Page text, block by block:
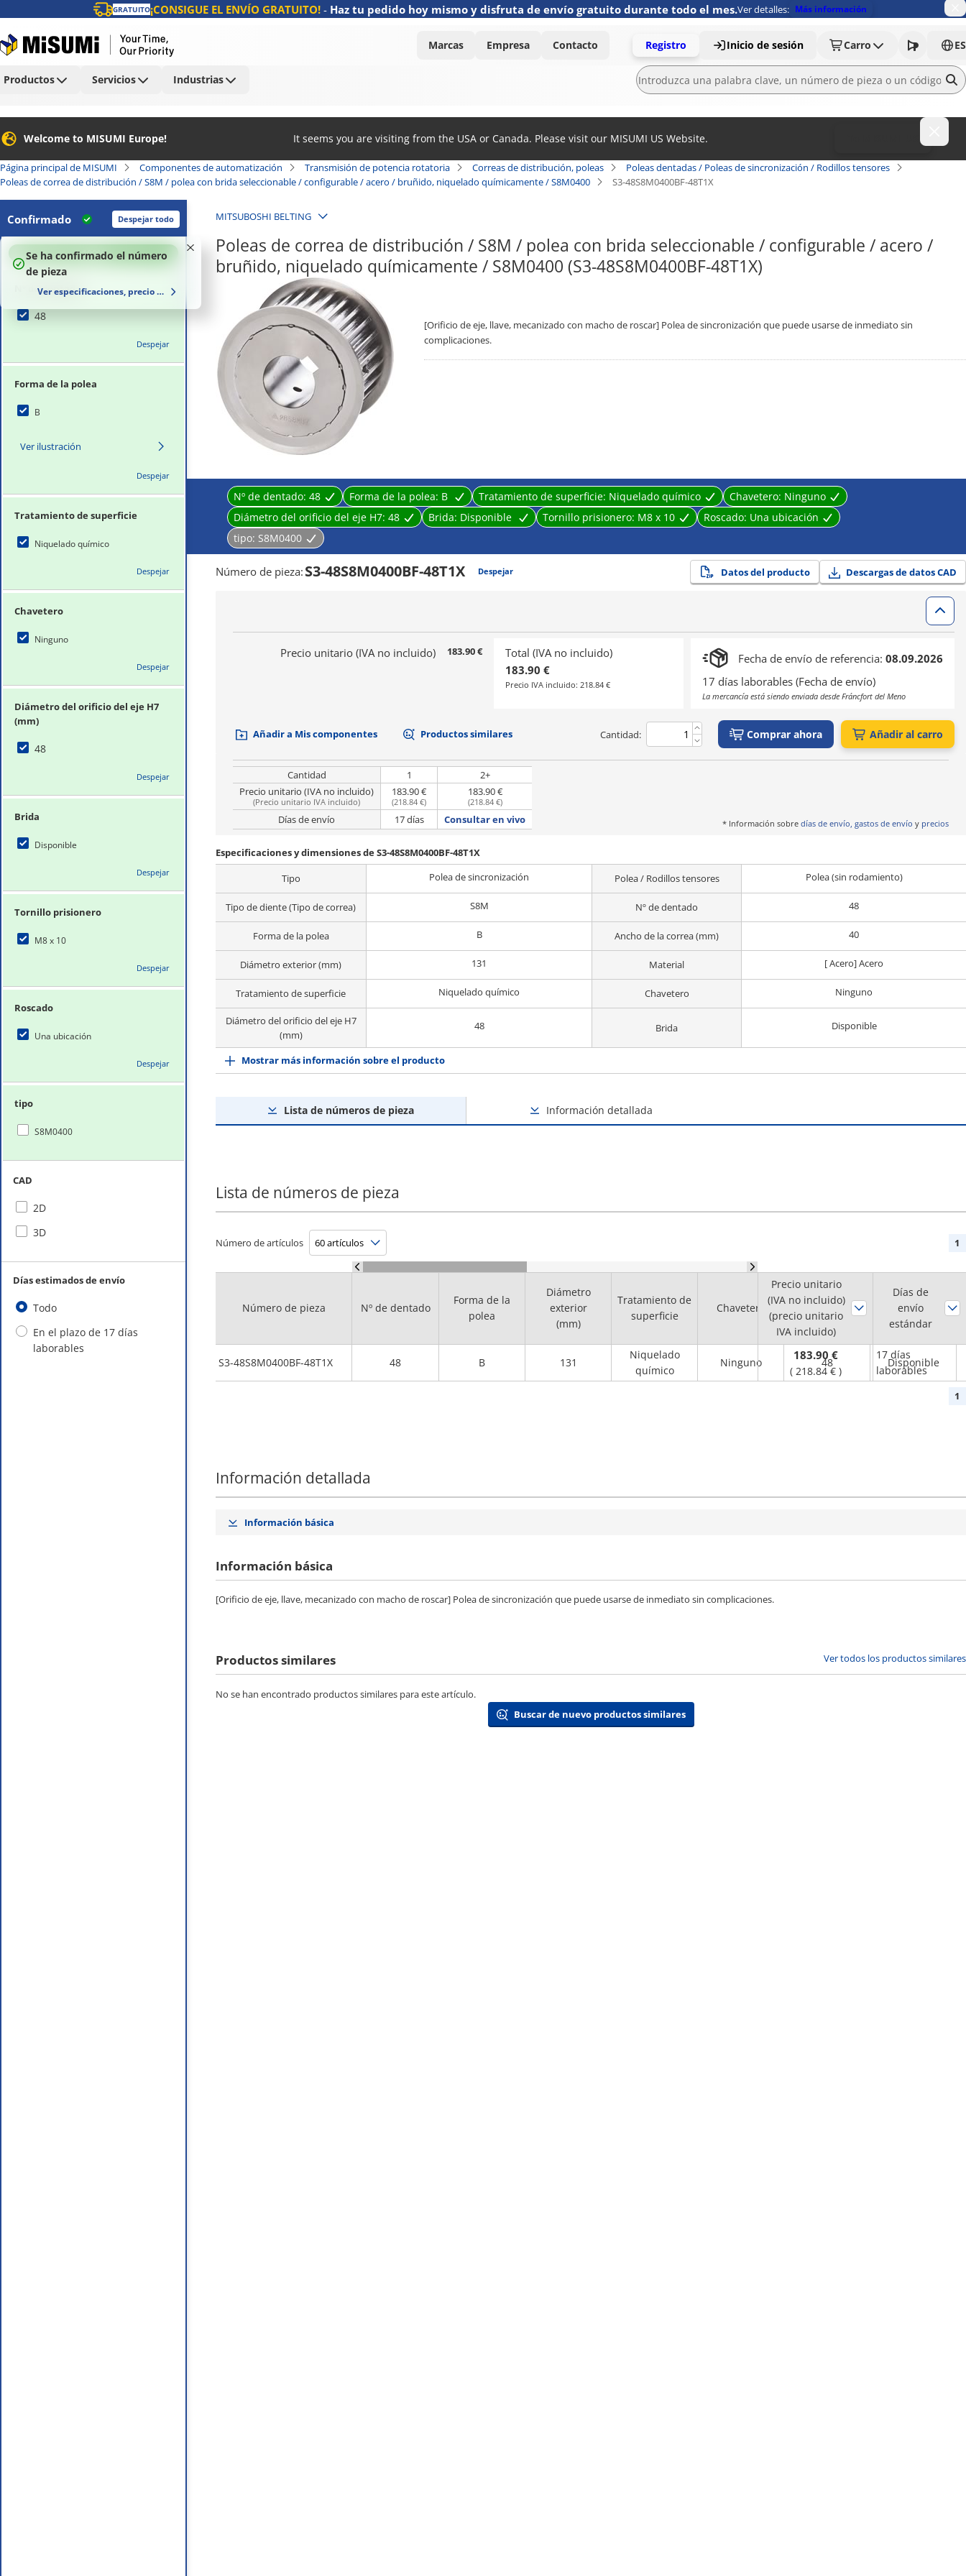
GRATUITO¡CONSIGUE EL ENVÍO GRATUITO!- Haz tu pedido hoy mismo y disfruta de envío gratuito durante todo el mes.Ver detalles: Más información
Marcas Empresa Contacto Registro Inicio de sesión Carro ES
Productos Servicios Industrias
Welcome to MISUMI Europe! It seems you are visiting from the USA or Canada. Please visit our MISUMI US Website.
Página principal de MISUMI Componentes de automatización Transmisión de potencia rotatoria Correas de distribución, poleas
Poleas dentadas / Poleas de sincronización / Rodillos tensores
Poleas de correa de distribución / S8M / polea con brida seleccionable / configurable / acero / bruñido, niquelado químicamente / S8M0400
S3-48S8M0400BF-48T1X
Confirmado Despejar todo
100%
Se ha confirmado el número
de pieza
Ver especificaciones, precio y plazo de entrega
Nº de dentado
48
Despejar
Forma de la polea
B
Ver ilustración
Despejar
Tratamiento de superficie
Niquelado químico
Despejar
Chavetero
Ninguno
Despejar
Diámetro del orificio del eje H7
(mm)
48
Despejar
Brida
Disponible
Despejar
Tornillo prisionero
M8 x 10
Despejar
Roscado
Una ubicación
Despejar
tipo
S8M0400
CAD
2D
3D
Días estimados de envío
Todo
En el plazo de 17 días
laborables
MITSUBOSHI BELTING
Poleas de correa de distribución / S8M / polea con brida seleccionable / configurable / acero /
bruñido, niquelado químicamente / S8M0400 (S3-48S8M0400BF-48T1X)
[Orificio de eje, llave, mecanizado con macho de roscar] Polea de sincronización que puede usarse de inmediato sin
complicaciones.
Nº de dentado: 48 Forma de la polea: B Tratamiento de superficie: Niquelado químico Chavetero: Ninguno
Diámetro del orificio del eje H7: 48 Brida: Disponible Tornillo prisionero: M8 x 10 Roscado: Una ubicación
tipo: S8M0400
Número de pieza: S3-48S8M0400BF-48T1X Despejar Datos del producto Descargas de datos CAD
Precio unitario (IVA no incluido) 183.90 €
Total (IVA no incluido)
183.90 €
Precio IVA incluido: 218.84 €
Fecha de envío de referencia: 08.09.2026
17 días laborables (Fecha de envío)
La mercancía está siendo enviada desde Fráncfort del Meno
Añadir a Mis componentes Productos similares Cantidad: Comprar ahora Añadir al carro
Cantidad 1
2+
Precio unitario (IVA no incluido)
(Precio unitario IVA incluido)
183.90 €
(218.84 €)
183.90 €
(218.84 €)
Días de envío 17 días Consultar en vivo * Información sobre días de envío, gastos de envío y precios
Especificaciones y dimensiones de S3-48S8M0400BF-48T1X
Tipo
Polea de sincronización Polea / Rodillos tensores Polea (sin rodamiento)
Tipo de diente (Tipo de correa) S8M Nº de dentado 48
Forma de la polea B Ancho de la correa (mm) 40
Diámetro exterior (mm) 131 Material [ Acero] Acero
Tratamiento de superficie Niquelado químico Chavetero Ninguno
Diámetro del orificio del eje H7
(mm)
48 Brida Disponible
Mostrar más información sobre el producto
Lista de números de pieza Información detallada
Lista de números de pieza
Número de artículos 1
Número de pieza
S3-48S8M0400BF-48T1X
Nº de dentado
Forma de la
polea
Diámetro
exterior
(mm)
Tratamiento de
superficie
Chavetero
Diámetro del
orificio del eje
H7
(mm)
Brida
48 B 131
Niquelado
químico
Ninguno 48 Disponible
Precio unitario
(IVA no incluido)
(precio unitario
IVA incluido)
Días de
envío
estándar
183.90 €
( 218.84 € )
17 días
laborables
1
Información detallada
Información básica
Información básica
[Orificio de eje, llave, mecanizado con macho de roscar] Polea de sincronización que puede usarse de inmediato sin complicaciones.
Productos similares Ver todos los productos similares
No se han encontrado productos similares para este artículo.
Buscar de nuevo productos similares